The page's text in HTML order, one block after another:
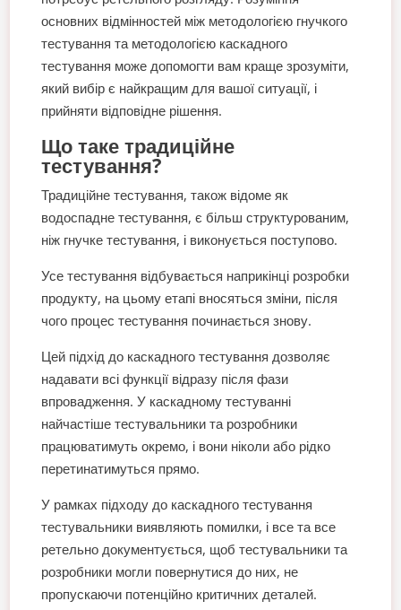
основних відмінностей між методологією гнучкого
тестування та методологією каскадного
тестування може допомогти вам краще зрозуміти,
який вибір є найкращим для вашої ситуації, і
прийняти відповідне рішення.
Що таке традиційне
тестування?
Традиційне тестування, також відоме як
водоспадне тестування, є більш структурованим,
ніж гнучке тестування, і виконується поступово.
Усе тестування відбувається наприкінці розробки
продукту, на цьому етапі вносяться зміни, після
чого процес тестування починається знову.
Цей підхід до каскадного тестування дозволяє
надавати всі функції відразу після фази
впровадження. У каскадному тестуванні
найчастіше тестувальники та розробники
працюватимуть окремо, і вони ніколи або рідко
перетинатимуться прямо.
У рамках підходу до каскадного тестування
тестувальники виявляють помилки, і все та все
ретельно документується, щоб тестувальники та
розробники могли повернутися до них, не
пропускаючи потенційно критичних деталей.